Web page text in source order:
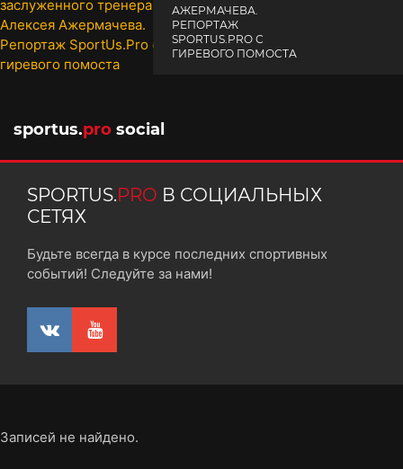
АЖЕРМАЧЕВА.
РЕПОРТАЖ
SPORTUS.PRO С
ГИРЕВОГО ПОМОСТА
sportus.pro social
SPORTUS.PRO В СОЦИАЛЬНЫХ
СЕТЯХ
Будьте всегда в курсе последних спортивных
событий! Следуйте за нами!
Записей не найдено.